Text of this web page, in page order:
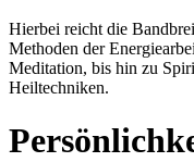
Hierbei reicht die
Methoden der
Meditation, bis hin zu
Heiltechniken.